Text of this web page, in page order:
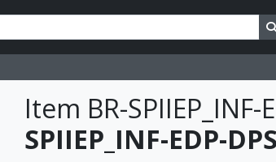
Item BR-SPIIEP_INF-
SPIIEP_INF-EDP-
[Dossiê]Terra : BR-
[Dossiê]Terra : BR-
[Dossiê]Terra : BR-
[Dossiê]Terra : BR-
[Dossiê]Terra : BR-
[Dossiê]Trabalho : BR-